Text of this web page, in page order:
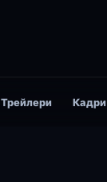
Трейлери Кадри